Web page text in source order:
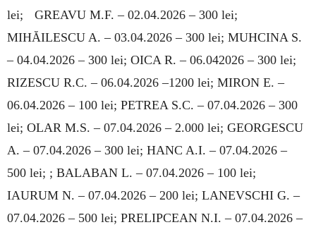
lei; GREAVU M.F. – 02.04.2026 – 300 lei;
MIHĂILESCU A. – 03.04.2026 – 300 lei; MUHCINA S.
– 04.04.2026 – 300 lei; OICA R. – 06.042026 – 300 lei;
RI­ZESCU R.C. – 06.04.2026 –1200 lei; MIRON E. –
06.04.2026 – 100 lei; PETREA S.C. – 07.04.2026 – 300
lei; OLAR M.S. – 07.04.2026 – 2.000 lei; GEORGESCU
A. – 07.04.2026 – 300 lei; HANC A.I. – 07.04.2026 –
500 lei; ; BA­LABAN L. – 07.04.2026 – 100 lei;
IAURUM N. – 07.04.2026 – 200 lei; LANEVSCHI G. –
07.04.2026 – 500 lei; PRELIPCEAN N.I. – 07.04.2026 –